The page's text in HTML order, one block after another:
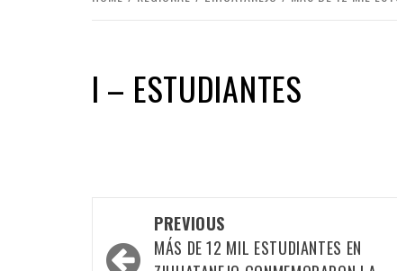
I – ESTUDIANTES
navigation
PREVIOUS
MÁS DE 12 MIL ESTUDIANTES EN